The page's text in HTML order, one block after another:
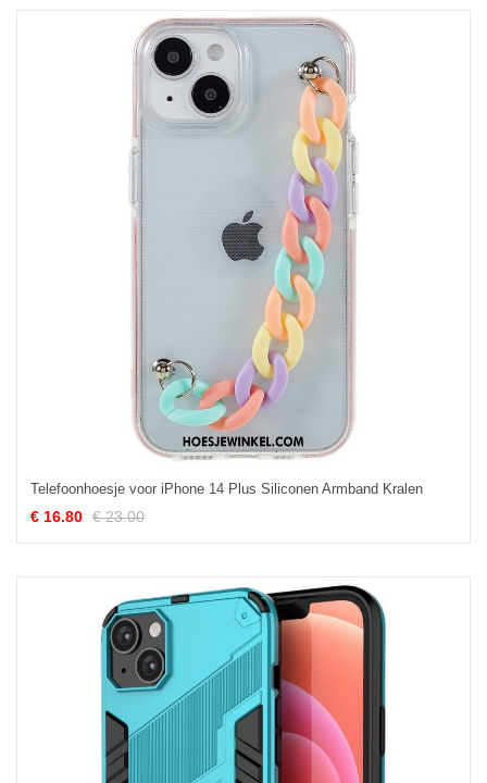
Telefoonhoesje voor iPhone 14 Plus Siliconen Armband Kralen
€ 16.80 € 23.00